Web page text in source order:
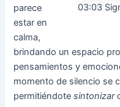
03:03
parece
estar en
calma,
brindando un espacio
pensamientos y
momento de silencio se
permitiéndotesintonizar